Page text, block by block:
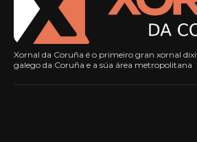
Xornal da Coruña é o primeiro gran xornal
galego da Coruña e a súa área metropolitana